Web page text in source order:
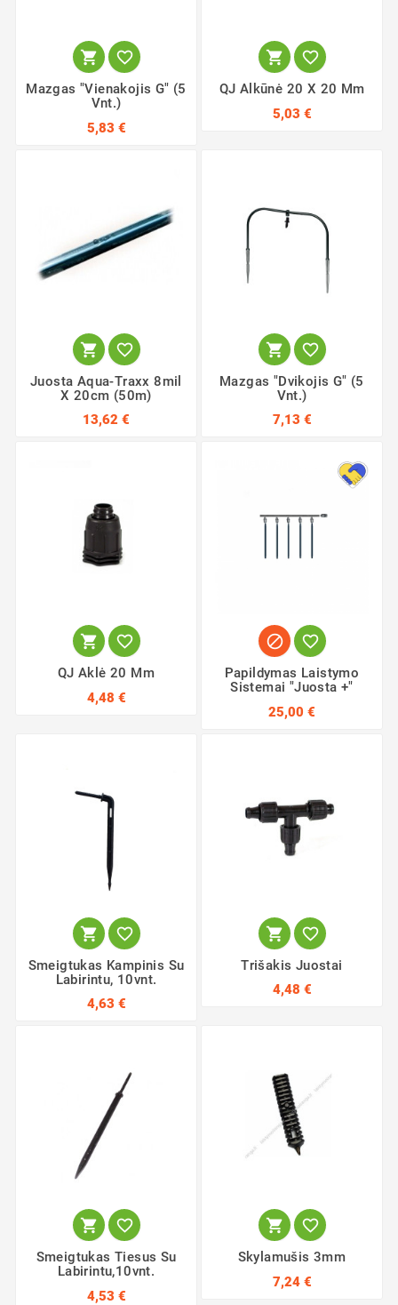
 
Mazgas "Vienakojis G" (5
Vnt.)
5,83 €
 
QJ Alkūnė 20 X 20 Mm
5,03 €
 
Juosta Aqua-Traxx 8mil
X 20cm (50m)
13,62 €
 
Mazgas "Dvikojis G" (5
Vnt.)
7,13 €
 
QJ Aklė 20 Mm
4,48 €
 
Papildymas Laistymo
Sistemai "Juosta +"
25,00 €
 
Smeigtukas Kampinis Su
Labirintu, 10vnt.
4,63 €
 
Trišakis Juostai
4,48 €
 
Smeigtukas Tiesus Su
Labirintu,10vnt.
4,53 €
 
Skylamušis 3mm
7,24 €